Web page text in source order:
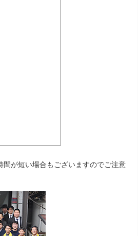
が短い場合もございますのでご注意